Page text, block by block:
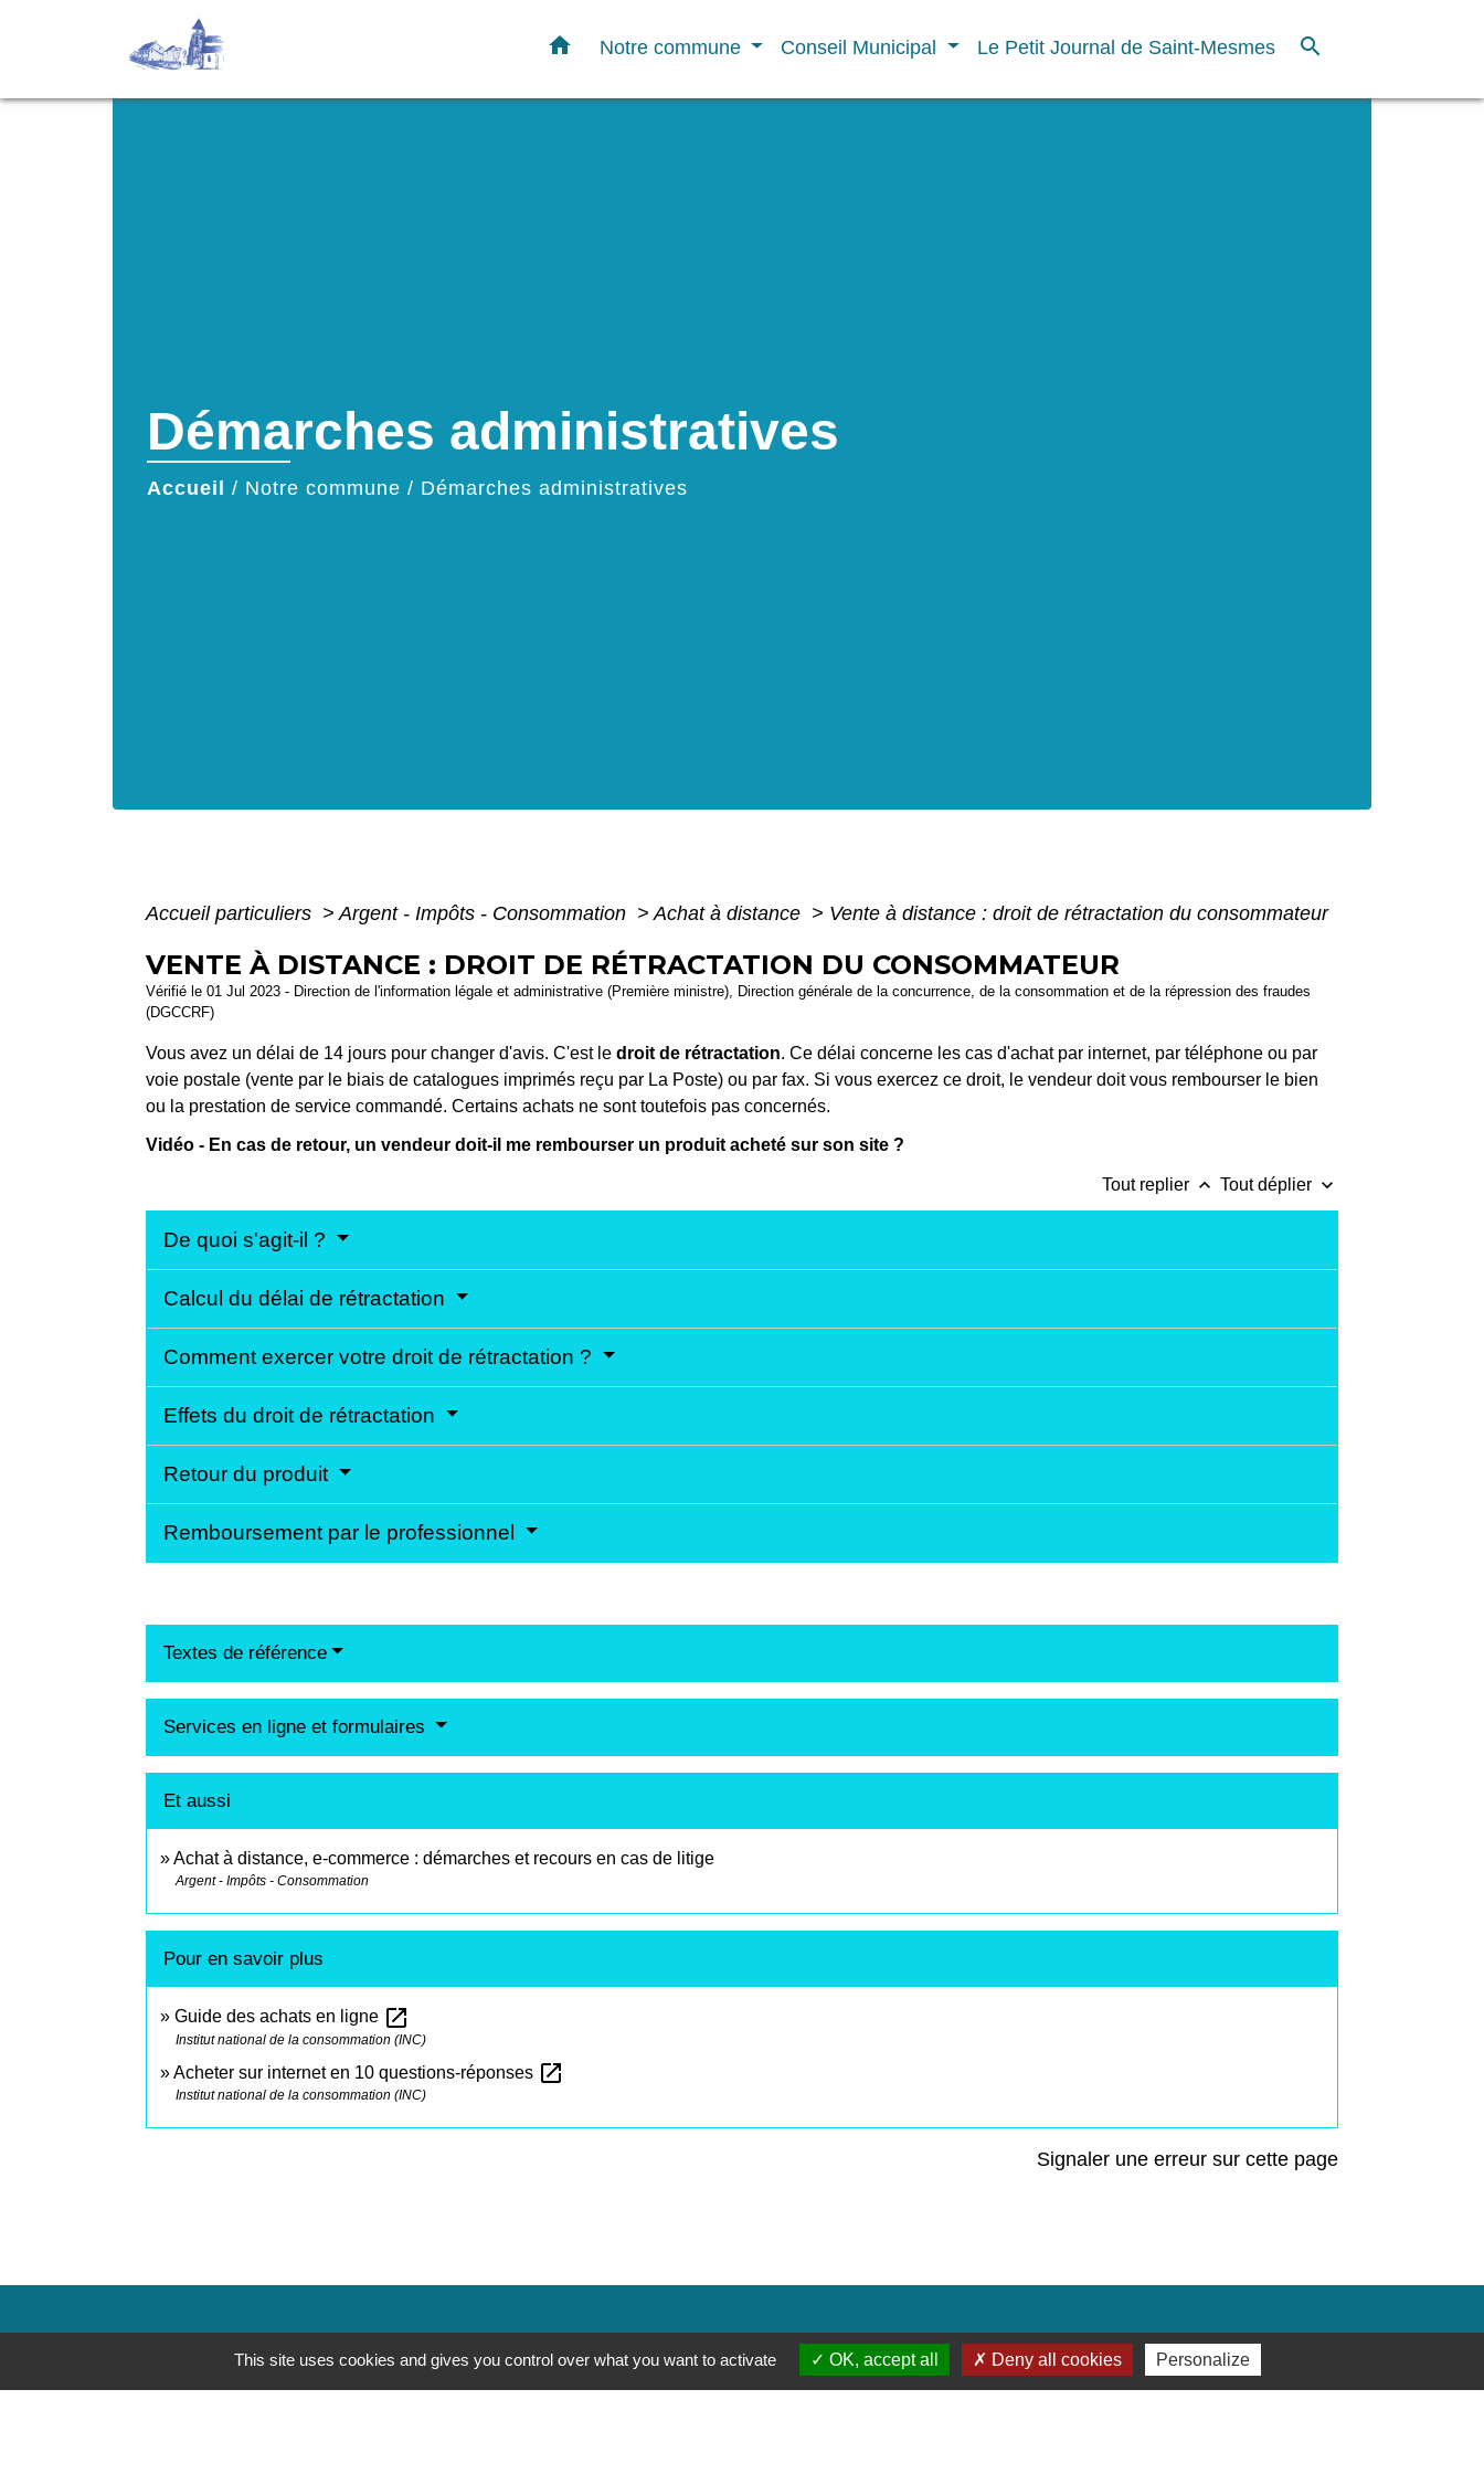
home Notre commune Conseil Municipal Le Petit Journal de Saint-Mesmes search
Démarches administratives
Accueil / Notre commune / Démarches administratives
Accueil particuliers > Argent - Impôts - Consommation > Achat à distance > Vente à distance : droit de rétractation du consommateur
VENTE À DISTANCE : DROIT DE RÉTRACTATION DU CONSOMMATEUR
Vérifié le 01 Jul 2023 - Direction de l'information légale et administrative (Première ministre), Direction générale de la concurrence, de la consommation et de la répression des fraudes
(DGCCRF)
Vous avez un délai de 14 jours pour changer d'avis. C'est le droit de rétractation. Ce délai concerne les cas d'achat par internet, par téléphone ou par
voie postale (vente par le biais de catalogues imprimés reçu par La Poste) ou par fax. Si vous exercez ce droit, le vendeur doit vous rembourser le bien
ou la prestation de service commandé. Certains achats ne sont toutefois pas concernés.
Vidéo - En cas de retour, un vendeur doit-il me rembourser un produit acheté sur son site ?
Tout replier keyboard_arrow_up Tout déplier keyboard_arrow_down
De quoi s'agit-il ?
Calcul du délai de rétractation
Comment exercer votre droit de rétractation ?
Effets du droit de rétractation
Retour du produit
Remboursement par le professionnel
Textes de référence
Services en ligne et formulaires
Et aussi
Achat à distance, e-commerce : démarches et recours en cas de litige
Argent - Impôts - Consommation
Pour en savoir plus
Guide des achats en ligne open_in_new
Institut national de la consommation (INC)
Acheter sur internet en 10 questions-réponses open_in_new
Institut national de la consommation (INC)
Signaler une erreur sur cette page
Contacts Liens
This site uses cookies and gives you control over what you want to activate OK, accept all Deny all cookies Personalize